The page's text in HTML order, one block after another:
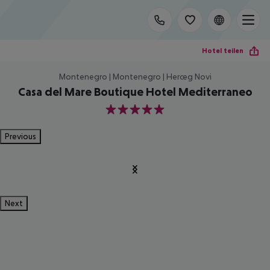
Hotel teilen
Montenegro | Montenegro | Herceg Novi
Casa del Mare Boutique Hotel Mediterraneo
5
Previous
Next